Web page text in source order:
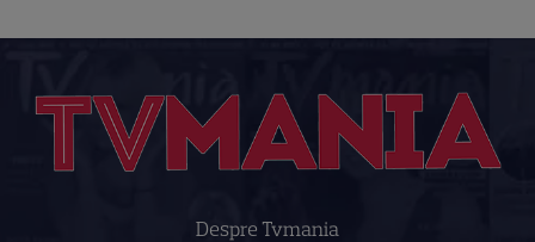
Despre Tvmania